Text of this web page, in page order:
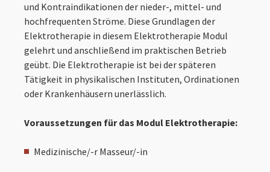
und Kontraindikationen der nieder-, mittel- und
hochfrequenten Ströme. Diese Grundlagen der
Elektrotherapie in diesem Elektrotherapie Modul
gelehrt und anschließend im praktischen Betrieb
geübt. Die Elektrotherapie ist bei der späteren
Tätigkeit in physikalischen Instituten, Ordinationen
oder Krankenhäusern unerlässlich.
Voraussetzungen für das Modul Elektrotherapie:
Medizinische/-r Masseur/-in